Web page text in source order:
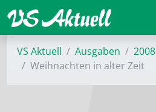
VS Aktuell Ausgaben 2008
Weihnachten in alter Zeit